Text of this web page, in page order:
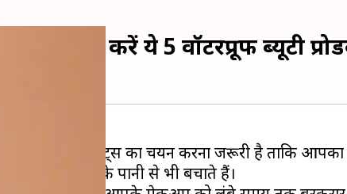
करें ये 5 वॉटरप्रूफ ब्यूटी
मेकअप प्रोडक्ट्स का चयन करना जरूरी है ताकि
बल्कि बारिश के पानी से भी बचाते हैं।